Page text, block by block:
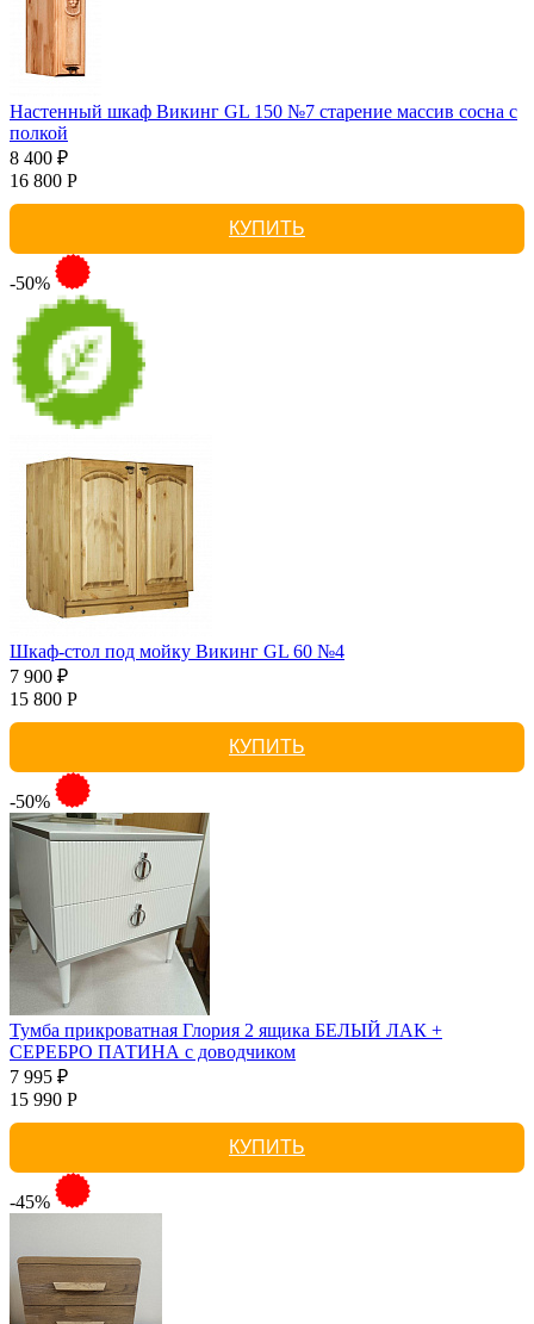
Настенный шкаф Викинг GL 150 №7 старение массив сосна с
полкой
8 400 ₽
16 800 Р
КУПИТЬ
-50%
Шкаф-стол под мойку Викинг GL 60 №4
7 900 ₽
15 800 Р
КУПИТЬ
-50%
Тумба прикроватная Глория 2 ящика БЕЛЫЙ ЛАК +
СЕРЕБРО ПАТИНА с доводчиком
7 995 ₽
15 990 Р
КУПИТЬ
-45%